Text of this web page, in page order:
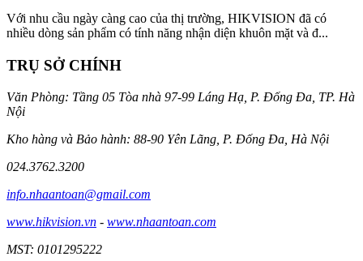
Với nhu cầu ngày càng cao của thị trường, HIKVISION đã có
nhiều dòng sản phẩm có tính năng nhận diện khuôn mặt và đ...
TRỤ SỞ CHÍNH
Văn Phòng: Tầng 05 Tòa nhà 97-99 Láng Hạ, P. Đống Đa, TP. Hà
Nội
Kho hàng và Bảo hành: 88-90 Yên Lãng, P. Đống Đa, Hà Nội
024.3762.3200
info.nhaantoan@gmail.com
www.hikvision.vn - www.nhaantoan.com
MST: 0101295222